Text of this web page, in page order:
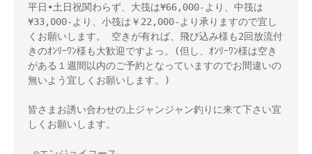
平日•土日祝関わらず、大筏は¥66,000-より、中筏は
¥33,000-より、小筏は￥22,000-より承りますので宜し
くお願いします。 空きが有れば、飛び込み様も2回放流付
きのｵﾝﾘｰﾜﾝ様も大歓迎ですよっ。(但し、ｵﾝﾘｰﾜﾝ様は空き
がある１週間以内のご予約となっていますのでお間違いの
無いよう宜しくお願いします。)
皆さまお誘い合わせの上ジャンジャン釣りに来て下さい宜
しくお願いします。